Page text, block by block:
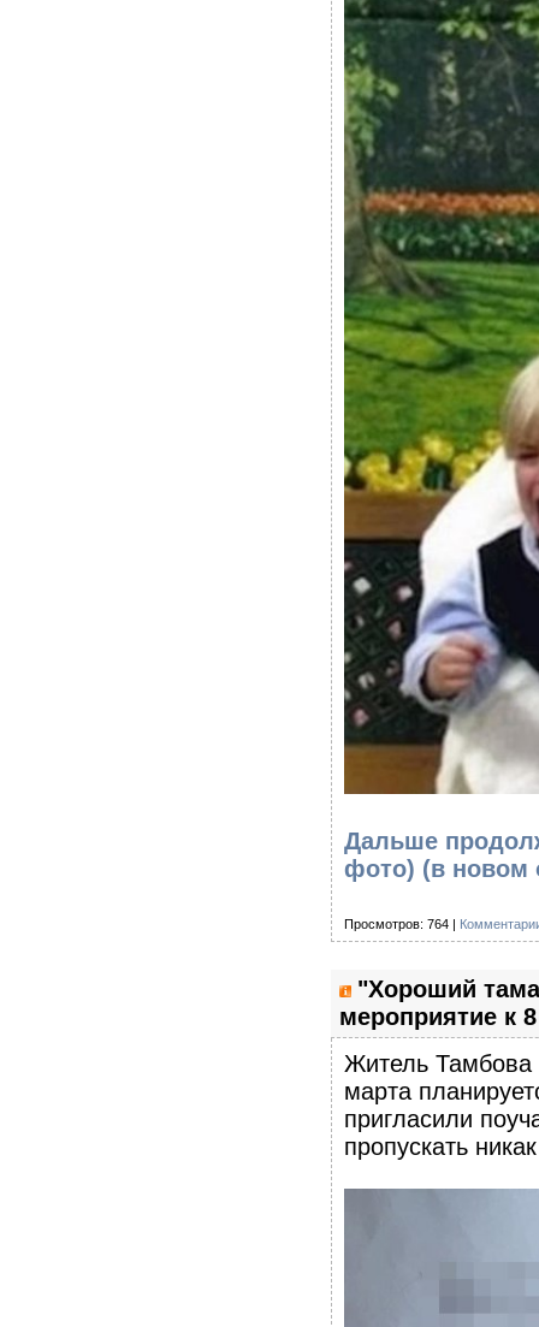
Дальше
фото) (в новом
Просмотров: 764 |
"Хороший
мероприятие к
Житель Тамбова
марта
пригласили
пропускать